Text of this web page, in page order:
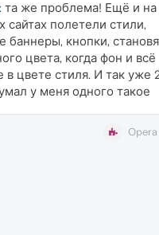
: та же проблема! Ещё и на
сайтах полетели стили,
баннеры, кнопки,
цвета, когда фон и всё
в цвете стиля. И так уже
у меня одного такое